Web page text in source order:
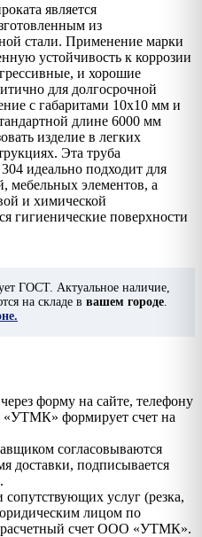
является
из
стали. Применение марки
устойчивость к коррозии
и хорошие
для долгосрочной
с габаритами 10х10 мм и
длине 6000 мм
изделие в легких
Эта труба
идеально подходит для
мебельных элементов, а
и химической
гигиенические поверхности
ГОСТ. Актуальное наличие,
на складе в вашем городе
форму на сайте, телефону
формирует счет на
согласовываются
доставки, подписывается
сопутствующих услуг (резка,
лицом по
расчетный счет ООО «УТМК».